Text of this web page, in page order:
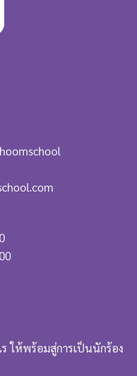
ร ให้พร้อมสู่การเป็นนักร้อง